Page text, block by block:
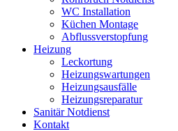
WC Installation
Küchen Montage
Abflussverstopfung
Heizung
Leckortung
Heizungswartungen
Heizungsausfälle
Heizungsreparatur
Sanitär Notdienst
Kontakt